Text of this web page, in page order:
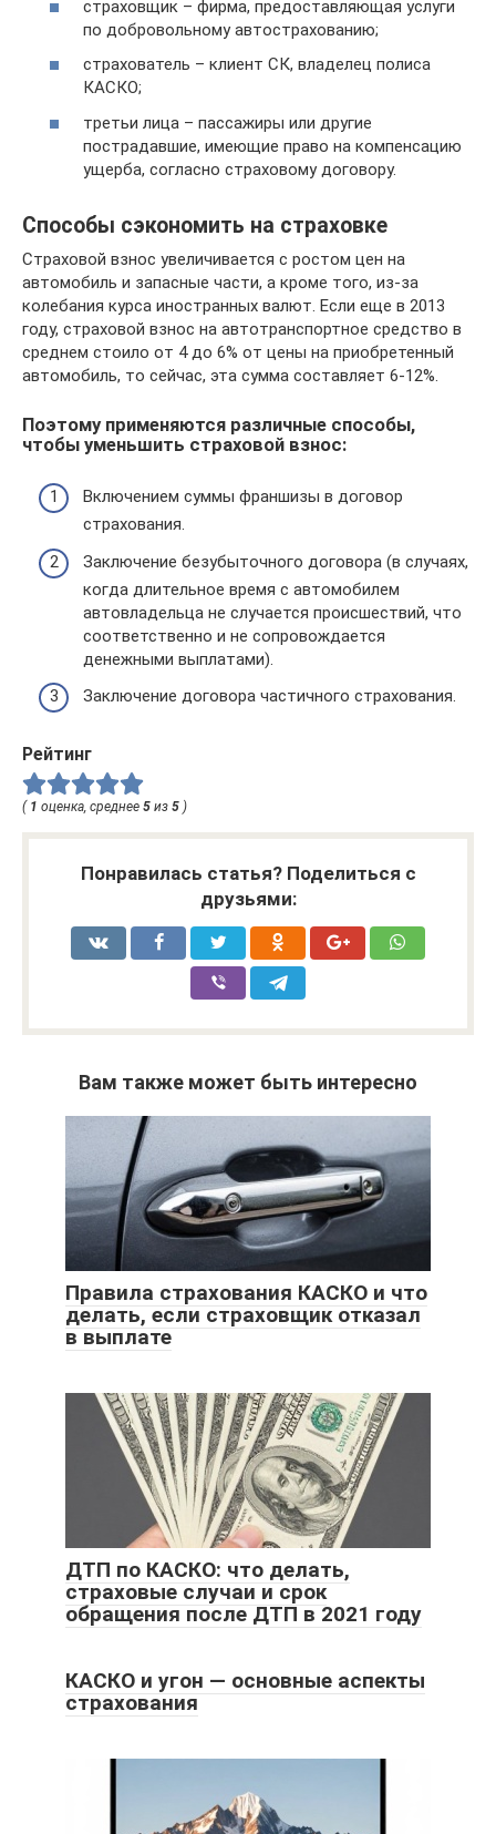
страховщик – фирма, предоставляющая услуги
по добровольному автострахованию;
страхователь – клиент СК, владелец полиса
КАСКО;
третьи лица – пассажиры или другие
пострадавшие, имеющие право на компенсацию
ущерба, согласно страховому договору.
Способы сэкономить на страховке
Страховой взнос увеличивается с ростом цен на
автомобиль и запасные части, а кроме того, из-за
колебания курса иностранных валют. Если еще в 2013
году, страховой взнос на автотранспортное средство в
среднем стоило от 4 до 6% от цены на приобретенный
автомобиль, то сейчас, эта сумма составляет 6-12%.
Поэтому применяются различные способы,
чтобы уменьшить страховой взнос:
Включением суммы франшизы в договор
страхования.
Заключение безубыточного договора (в случаях,
когда длительное время с автомобилем
автовладельца не случается происшествий, что
соответственно и не сопровождается
денежными выплатами).
Заключение договора частичного страхования.
Рейтинг
( 1 оценка, среднее 5 из 5 )
Понравилась статья? Поделиться с
друзьями:
Вам также может быть интересно
Правила страхования КАСКО и что
делать, если страховщик отказал
в выплате
ДТП по КАСКО: что делать,
страховые случаи и срок
обращения после ДТП в 2021 году
КАСКО и угон — основные аспекты
страхования